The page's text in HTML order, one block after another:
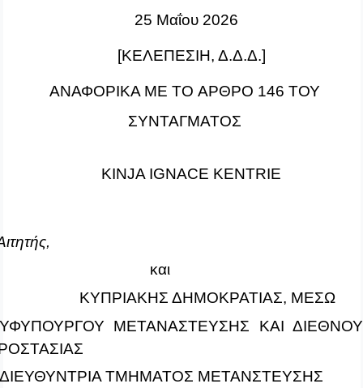
25 Μαΐου 2026
Δ.Δ.Δ.]
ΑΝΑΦΟΡΙΚΑ ΜΕ ΤΟ AΡΘΡΟ 146 ΤΟΥ
ΣΥΝΤΑΓΜΑΤΟΣ
KINJA IGNACE KENTRIE
ΚΥΠΡΙΑΚΗΣ ΔΗΜΟΚΡΑΤΙΑΣ, ΜΕΣΩ
ΜΕΤΑΝΑΣΤΕΥΣΗΣ ΚΑΙ
ΤΜΗΜΑΤΟΣ ΜΕΤΑΝΣΤΕΥΣΗΣ